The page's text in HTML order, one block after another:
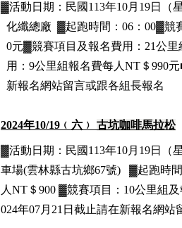
▓活動日期： 民國113年10月19日
（
化纖總廠 ▓起跑時間：06：00▓競
0元▓競賽項目 及報名費用 ：21公里
用 ：9公里組報名費每人NT＄990
新報名網站留言或跟各組長報名
2024年10/19 ﹙六﹚ 古坑咖啡馬拉松
▓活動日期： 民國113年10月19日
（
車場(雲林縣古坑鄉67號)
▓起跑時
人NT＄900 ▓競賽項目：10公里組
024年07月21日截止請在新報名網站